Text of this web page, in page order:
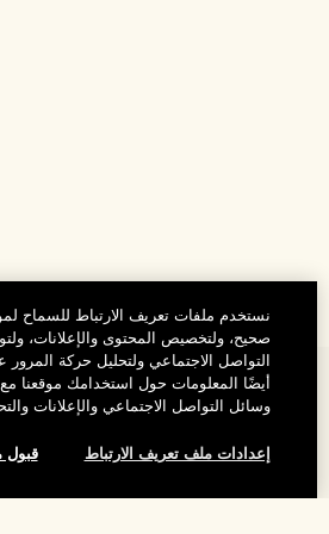
المساعدة
تفضلوا بزيارة الموقع والاستكشاف
نستخدم ملفات تعريف الارتباط للسماح
صحيح، ولتخصيص المحتوى والإعلانات،
التواصل الاجتماعي ولتحليل حركة المرور
أيضًا المعلومات حول استخدامك موقعنا
وسائل التواصل الاجتماعي والإعلانات
إعدادات ملف تعريف الارتباط قبول